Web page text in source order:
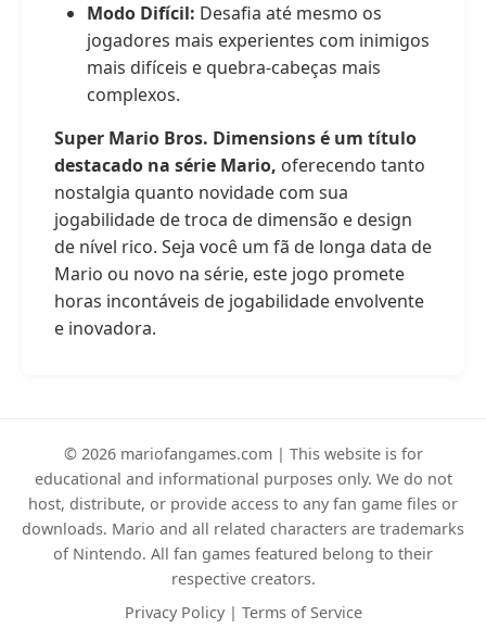
Modo Difícil: Desafia até mesmo os
jogadores mais experientes com inimigos
mais difíceis e quebra-cabeças mais
complexos.
Super Mario Bros. Dimensions é um título
destacado na série Mario, oferecendo tanto
nostalgia quanto novidade com sua
jogabilidade de troca de dimensão e design
de nível rico. Seja você um fã de longa data de
Mario ou novo na série, este jogo promete
horas incontáveis de jogabilidade envolvente
e inovadora.
© 2026 mariofangames.com | This website is for
educational and informational purposes only. We do not
host, distribute, or provide access to any fan game files or
downloads. Mario and all related characters are trademarks
of Nintendo. All fan games featured belong to their
respective creators.
Privacy Policy| Terms of Service